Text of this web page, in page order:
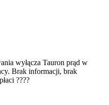
wyłącza Tauron prąd w
Brak informacji, brak
????